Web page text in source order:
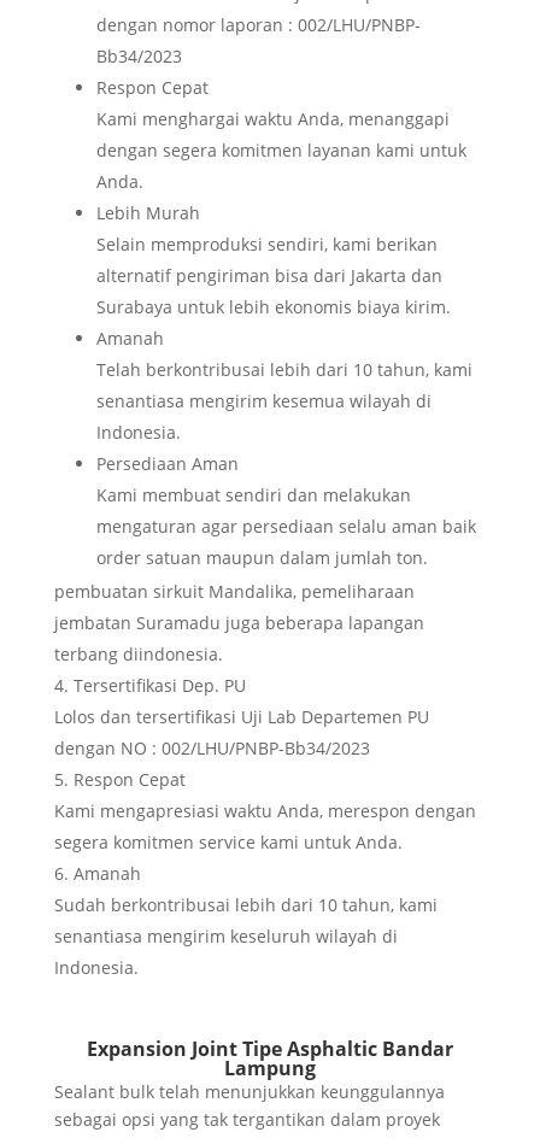
dengan nomor laporan : 002/LHU/PNBP-
Bb34/2023
Respon Cepat
Kami menghargai waktu Anda, menanggapi
dengan segera komitmen layanan kami untuk
Anda.
Lebih Murah
Selain memproduksi sendiri, kami berikan
alternatif pengiriman bisa dari Jakarta dan
Surabaya untuk lebih ekonomis biaya kirim.
Amanah
Telah berkontribusai lebih dari 10 tahun, kami
senantiasa mengirim kesemua wilayah di
Indonesia.
Persediaan Aman
Kami membuat sendiri dan melakukan
mengaturan agar persediaan selalu aman baik
order satuan maupun dalam jumlah ton.
pembuatan sirkuit Mandalika, pemeliharaan
jembatan Suramadu juga beberapa lapangan
terbang diindonesia.
Tersertifikasi Dep. PU
Lolos dan tersertifikasi Uji Lab Departemen PU
dengan NO : 002/LHU/PNBP-Bb34/2023
Respon Cepat
Kami mengapresiasi waktu Anda, merespon dengan
segera komitmen service kami untuk Anda.
Amanah
Sudah berkontribusai lebih dari 10 tahun, kami
senantiasa mengirim keseluruh wilayah di
Indonesia.
Expansion Joint Tipe Asphaltic Bandar
Lampung
Sealant bulk telah menunjukkan keunggulannya
sebagai opsi yang tak tergantikan dalam proyek